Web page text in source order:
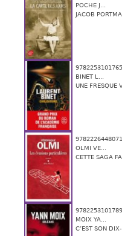
POCHE J...
JACOB
9782253101765
BINET L...
UNE FRESQUE
9782226448071
OLMI VE...
CETTE SAGA
9782253101789
MOIX YA...
C’EST SON